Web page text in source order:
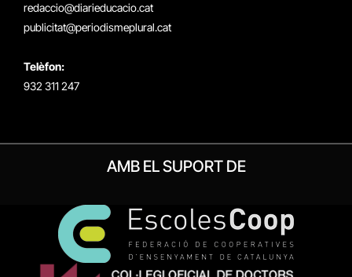
redaccio@diarieducacio.cat
publicitat@periodismeplural.cat
Telèfon:
932 311 247
AMB EL SUPORT DE